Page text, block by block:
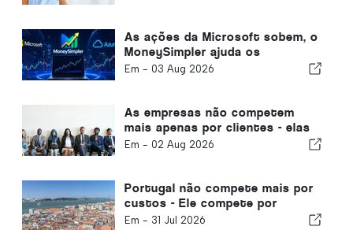
As ações da Microsoft sobem, o
MoneySimpler ajuda os
investidores a gerar renda
Em - 03 Aug 2026
As empresas não competem
mais apenas por clientes - elas
competem por talentos
Em - 02 Aug 2026
Portugal não compete mais por
custos - Ele compete por
ecossistemas
Em - 31 Jul 2026